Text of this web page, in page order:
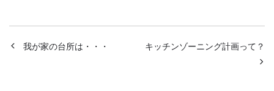
我が家の台所は・・・ キッチンゾーニング計画って？